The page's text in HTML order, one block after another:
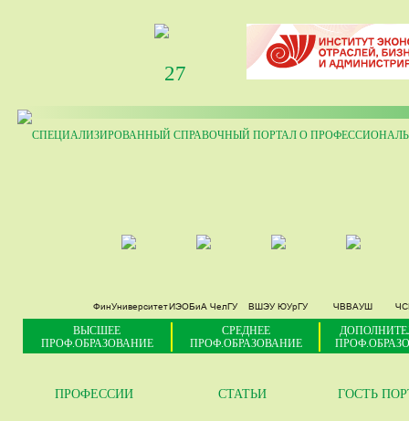
27
СПЕЦИАЛИЗИРОВАННЫЙ СПРАВОЧНЫЙ ПОРТАЛ О
ФинУниверситет ИЭОБиА ЧелГУ ВШЭУ ЮУрГУ ЧВВАУШ
ВЫСШЕЕ
ПРОФ.ОБРАЗОВАНИЕ
СРЕДНЕЕ
ПРОФ.ОБРАЗОВАНИЕ
ПРОФЕССИИ СТАТЬИ ГОСТЬ